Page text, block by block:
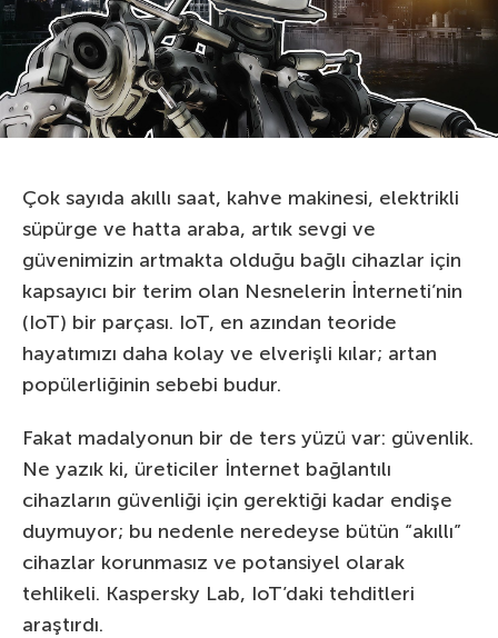
Çok sayıda akıllı saat, kahve makinesi, elektrikli
süpürge ve hatta araba, artık sevgi ve
güvenimizin artmakta olduğu bağlı cihazlar için
kapsayıcı bir terim olan Nesnelerin İnterneti’nin
(IoT) bir parçası. IoT, en azından teoride
hayatımızı daha kolay ve elverişli kılar; artan
popülerliğinin sebebi budur.
Fakat madalyonun bir de ters yüzü var: güvenlik.
Ne yazık ki, üreticiler İnternet bağlantılı
cihazların güvenliği için gerektiği kadar endişe
duymuyor; bu nedenle neredeyse bütün “akıllı”
cihazlar korunmasız ve potansiyel olarak
tehlikeli. Kaspersky Lab, IoT’daki tehditleri
araştırdı.